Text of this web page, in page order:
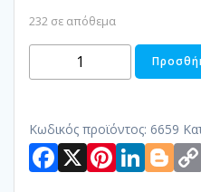
232 σε απόθεμα
ΦΛΥΤΣΑΝΙ
CAPPUCCINO
MUST
ποσότητα
Κωδικός προϊόντος: 6659
Facebook
X